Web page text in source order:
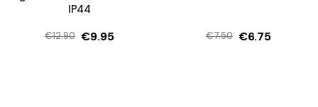
IP44
€12.90
Original
€9.95
Current
€7.50
Original
€6.75
Current